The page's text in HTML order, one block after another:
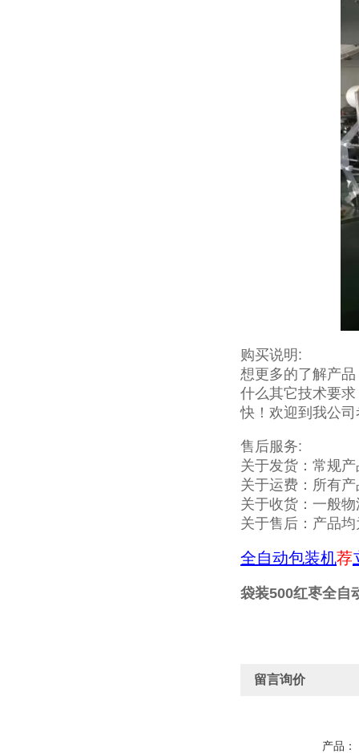
购买说明:
想更多的了解产
什么其它技术要
快！欢迎到我公
售后服务:
关于发货：常规
关于运费：所有
关于收货：一般
关于售后：产品
全自动包装机荐
袋装500红枣全自
留言询价
产品：